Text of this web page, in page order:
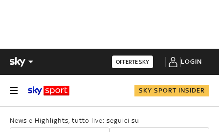
OFFERTE SKY LOGIN
SKY SPORT INSIDER
News e Highlights, tutto live: seguici su